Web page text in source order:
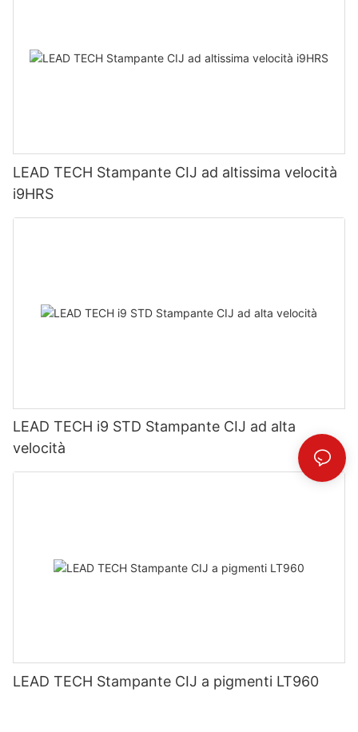
LEAD TECH Stampante CIJ ad altissima velocità
i9HRS
LEAD TECH i9 STD Stampante CIJ ad alta
velocità
LEAD TECH Stampante CIJ a pigmenti LT960